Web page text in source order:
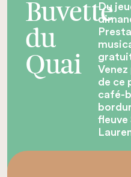
Buvette
du
Quai
Du
de ce
café-
fleuve